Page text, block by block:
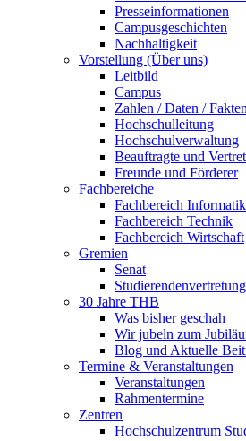
Presseinformationen
Campusgeschichten
Nachhaltigkeit
Vorstellung (Über uns)
Leitbild
Campus
Zahlen / Daten / Fakten
Hochschulleitung
Hochschulverwaltung
Beauftragte und
Freunde und Förderer
Fachbereiche
Fachbereich
Fachbereich Technik
Fachbereich Wirtschaft
Gremien
Senat
Studierendenvertretung
30 Jahre THB
Was bisher geschah
Wir jubeln zum
Blog und Aktuelle
Termine & Veranstaltungen
Veranstaltungen
Rahmentermine
Zentren
Hochschulzentrum